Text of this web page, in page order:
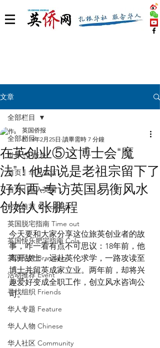
文章
全部栏目
世界 🌎 版块
首页丨华人生活
首页丨融入英国
伦敦推荐 🎡 London
英国脱宅指南 Time out
英国快乐肥宅指南 Cola
英国品牌 Branding
活动推荐 Event
寻找组织 Friends
华人专题 Feature
华人人物 Chinese
华人社区 Community
全部栏目
在英创业⑤这博士会“魔
法”！他却说是老祖宗留下了
好东西-专访英国易衡风水
创始人张鹏程
英国侨报
2019年2月25日 讀畢需時 7 分鐘
今天要和大家分享这位旅英创业者的故
事，咋一看有点不可思议：18年前，他
离开故土，远赴英伦求学，一路攻读至
博士并留英成家立业。两年前，却将兴
趣爱好变成全职工作，创立风水咨询公
司。